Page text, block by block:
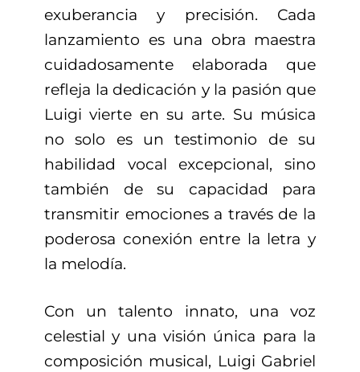
exuberancia y precisión. Cada
lanzamiento es una obra maestra
cuidadosamente elaborada que
refleja la dedicación y la pasión que
Luigi vierte en su arte. Su música
no solo es un testimonio de su
habilidad vocal excepcional, sino
también de su capacidad para
transmitir emociones a través de la
poderosa conexión entre la letra y
la melodía.
Con un talento innato, una voz
celestial y una visión única para la
composición musical, Luigi Gabriel